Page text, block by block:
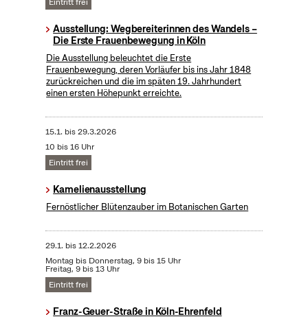
Ausstellung: Wegbereiterinnen des Wandels –
Die Erste Frauenbewegung in Köln
Die Ausstellung beleuchtet die Erste
Frauenbewegung, deren Vorläufer bis ins Jahr 1848
zurückreichen und die im späten 19. Jahrhundert
einen ersten Höhepunkt erreichte.
15.1. bis29.3.2026
10 bis 16 Uhr
Eintritt frei
Kamelienausstellung
Fernöstlicher Blütenzauber im Botanischen Garten
29.1. bis12.2.2026
Montag bis Donnerstag, 9 bis 15 Uhr
Freitag, 9 bis 13 Uhr
Eintritt frei
Franz-Geuer-Straße in Köln-Ehrenfeld